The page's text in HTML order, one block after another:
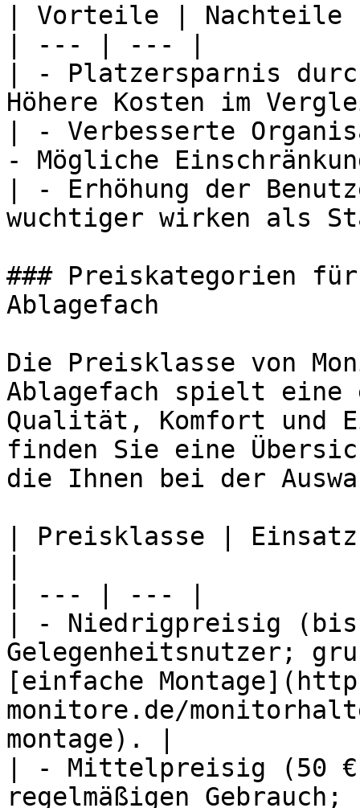
| Vorteile | Nachteile
| --- | --- |
| - Platzersparnis
Höhere Kosten im
| - Verbesserte
- Mögliche
| - Erhöhung der
wuchtiger wirken als
### Preiskategorien
Ablagefach
Die Preisklasse von
Ablagefach spielt eine
Qualität, Komfort und
finden Sie eine
die Ihnen bei der
| Preisklasse |
| --- | --- |
| - Niedrigpreisig
Gelegenheitsnutzer;
[einfache
monitore.de/
montage). |
| - Mittelpreisig (50
regelmäßigen